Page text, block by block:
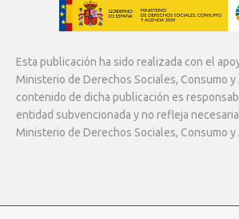
Esta publicación ha sido realizada con el
Ministerio de Derechos Sociales, Consumo y
contenido de dicha publicación es
entidad subvencionada y no refleja
Ministerio de Derechos Sociales, Consumo y